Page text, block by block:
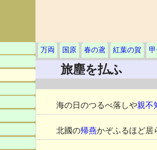
万両 国原 春の鳶 紅葉の賀
旅塵を払ふ
海の日のつるべ落しや親不
北國の帰燕かぞふるほど居